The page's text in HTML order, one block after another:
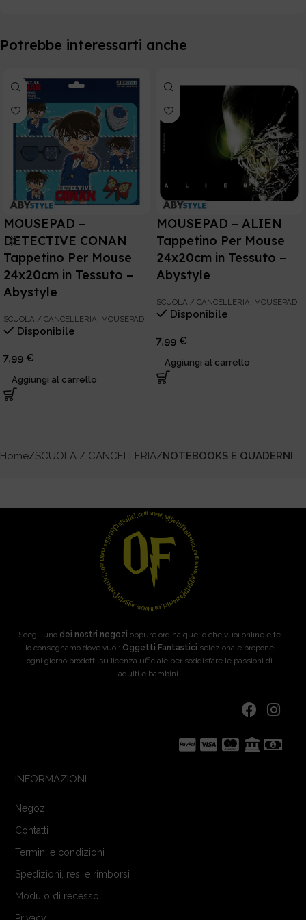
Potrebbe interessarti anche
MOUSEPAD –
DETECTIVE CONAN
Tappetino Per Mouse
24x20cm in Tessuto –
Abystyle
SCUOLA / CANCELLERIA MOUSEPAD
Disponibile
7,99 €
Aggiungi al carrello
MOUSEPAD – ALIEN
Tappetino Per Mouse
24x20cm in Tessuto –
Abystyle
SCUOLA / CANCELLERIA MOUSEPAD
Disponibile
7,99 €
Aggiungi al carrello
Home SCUOLA / CANCELLERIA NOTEBOOKS E QUADERNI
Scegli uno dei nostri negozi oppure ordina quello che vuoi online e te
lo consegnamo dove vuoi: Oggetti Fantastici seleziona e propone
ogni giorno prodotti su licenza ufficiale per soddisfare le passioni di
adulti e bambini.
INFORMAZIONI
Negozi
Contatti
Termini e condizioni
Spedizioni, resi e rimborsi
Modulo di recesso